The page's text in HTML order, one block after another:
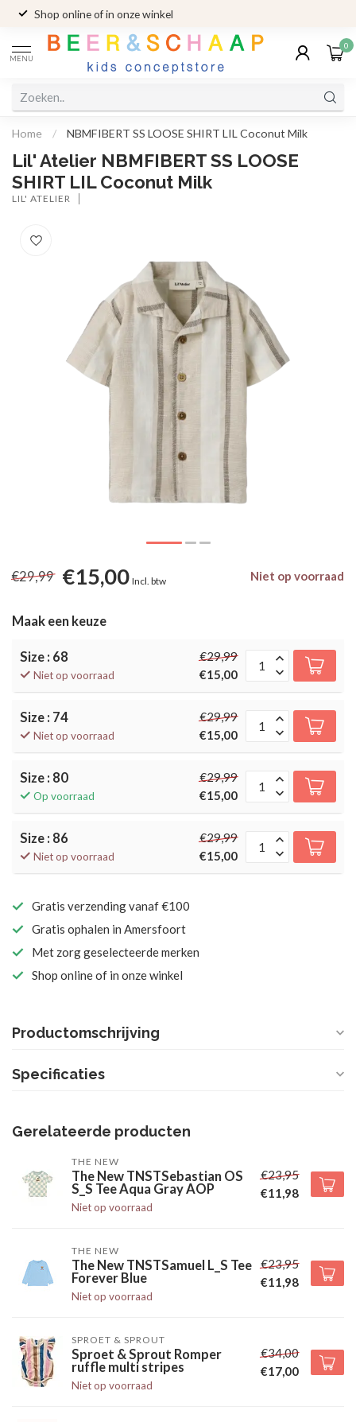
Shop online of in onze winkel
MENU
0
Home / NBMFIBERT SS LOOSE SHIRT LIL Coconut Milk
Lil' Atelier NBMFIBERT SS LOOSE
SHIRT LIL Coconut Milk
LIL' ATELIER
€29,99 €15,00 Incl. btw Niet op voorraad
Maak een keuze
Size : 68
Niet op voorraad
€29,99
€15,00
Size : 74
Niet op voorraad
€29,99
€15,00
Size : 80
Op voorraad
€29,99
€15,00
Size : 86
Niet op voorraad
€29,99
€15,00
Gratis verzending vanaf €100
Gratis ophalen in Amersfoort
Met zorg geselecteerde merken
Shop online of in onze winkel
Productomschrijving
Specificaties
Gerelateerde producten
THE NEW
The New TNSTSebastian OS
S_S Tee Aqua Gray AOP
Niet op voorraad
€23,95
€11,98
THE NEW
The New TNSTSamuel L_S Tee
Forever Blue
Niet op voorraad
€23,95
€11,98
SPROET & SPROUT
Sproet & Sprout Romper
ruffle multi stripes
Niet op voorraad
€34,00
€17,00